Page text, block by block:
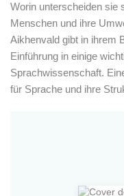
Worin unterscheiden sie
Menschen und ihre
Aikhenvald gibt in ihrem
Einführung in einige
Sprachwissenschaft.
für Sprache und ihre